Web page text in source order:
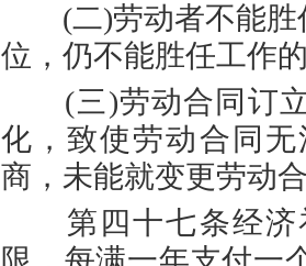
(二)劳动者不能胜
位，仍不能胜任工作
(三)劳动合同订立
化，致使劳动合同
商，未能就变更劳动
第四十七条经济